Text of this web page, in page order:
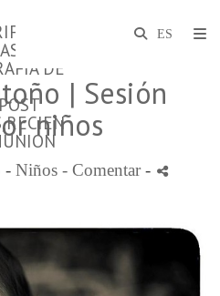
| Sesión
niños
- Niños - Comentar-